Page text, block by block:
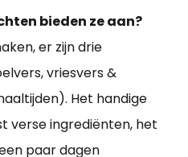
bieden ze aan?
er zijn drie
vriesvers &
Het handige
verse ingrediënten, het
paar dagen